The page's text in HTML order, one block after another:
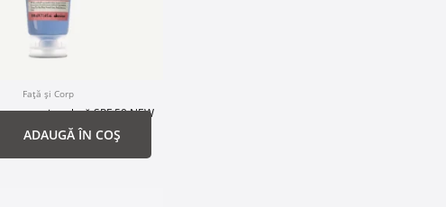
Față și Corp
protecție solară SPF 50 NEW
ADAUGĂ ÎN COȘ